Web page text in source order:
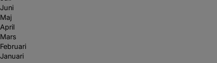
Juni
Maj
April
Mars
Februari
Januari